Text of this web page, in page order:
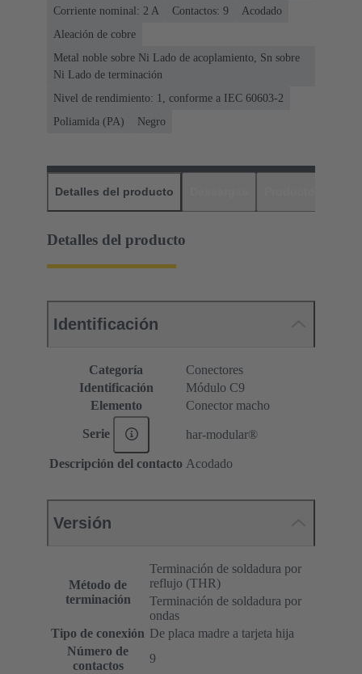
Corriente nominal: ‌2 A
Contactos: 9
Acodado
Aleación de cobre
Metal noble sobre Ni Lado de acoplamiento, Sn sobre
Ni Lado de terminación
Nivel de rendimiento: 1, conforme a IEC 60603-2
Poliamida (PA)
Negro
Detalles del producto
Detalles del producto
Identificación
Categoría
Conectores
Identificación
Módulo C9
Elemento
Conector macho
Serie har-modular®
Descripción del contacto Acodado
Versión
Método de
terminación
Terminación de soldadura por
reflujo (THR)
Terminación de soldadura por
ondas
Tipo de conexión De placa madre a tarjeta hija
Número de
contactos
9